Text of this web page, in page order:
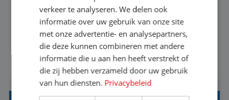
Als Stagiaire Business Intelligence ga je de
informatiebehoefte van verschillende interne
afdelingen specificeren. Aan de hand van deze
informatiebehoefte ga je BI-producten zoals
adviezen, rapportages en dashboards
ontwikkelen, aanpassen en leveren. Deze
producten ontwikkel je door middel van de data
BEKIJK VACATURE
verkeer te analyseren. We delen ook
informatie over uw gebruik van onze site
met onze advertentie- en analysepartners,
die deze kunnen combineren met andere
informatie die u aan hen heeft verstrekt of
die zij hebben verzameld door uw gebruik
van hun diensten. Privacybeleid